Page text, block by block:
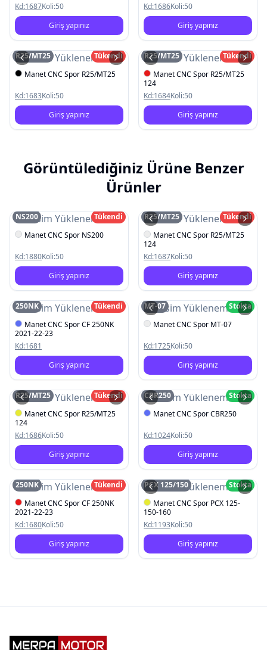
Kd:1687Koli:50
Giriş yapınız
Kd:1686Koli:50
Giriş yapınız
Resim Yüklenemedi
R25/MT25
Tükendi
Manet CNC Spor R25/MT25
Kd:1683Koli:50
Giriş yapınız
Resim Yüklenemedi
R25/MT25
Tükendi
Manet CNC Spor R25/MT25
124
Kd:1684Koli:50
Giriş yapınız
Görüntülediğiniz Ürüne Benzer
Ürünler
Resim Yüklenemedi
NS200
Tükendi
Manet CNC Spor NS200
Kd:1880Koli:50
Giriş yapınız
Resim Yüklenemedi
R25/MT25
Tükendi
Manet CNC Spor R25/MT25
124
Kd:1687Koli:50
Giriş yapınız
Resim Yüklenemedi
250NK
Tükendi
Manet CNC Spor CF 250NK
2021-22-23
Kd:1681
Giriş yapınız
Resim Yüklenemedi
MT-07
Stokta
Manet CNC Spor MT-07
Kd:1725Koli:50
Giriş yapınız
Resim Yüklenemedi
R25/MT25
Tükendi
Manet CNC Spor R25/MT25
124
Kd:1686Koli:50
Giriş yapınız
Resim Yüklenemedi
CBR250
Stokta
Manet CNC Spor CBR250
Kd:1024Koli:50
Giriş yapınız
Resim Yüklenemedi
250NK
Tükendi
Manet CNC Spor CF 250NK
2021-22-23
Kd:1680Koli:50
Giriş yapınız
Resim Yüklenemedi
PCX 125/150
Stokta
Manet CNC Spor PCX 125-
150-160
Kd:1193Koli:50
Giriş yapınız